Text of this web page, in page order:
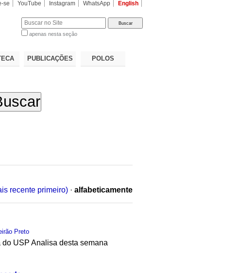
se YouTube Instagram WhatsApp English
apenas nesta seção
PUBLICAÇÕES POLOS
recente primeiro) · alfabeticamente
Preto
USP Analisa desta semana